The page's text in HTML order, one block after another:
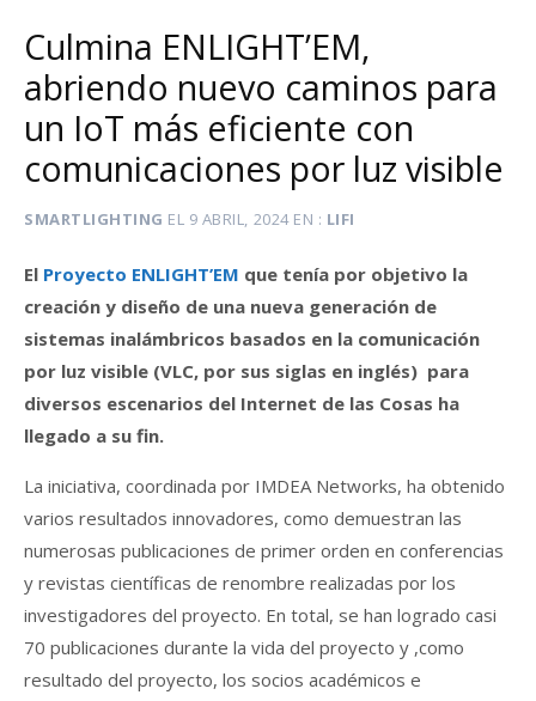
Culmina ENLIGHT’EM,
abriendo nuevo caminos para
un IoT más eficiente con
comunicaciones por luz visible
SMARTLIGHTING EL 9 ABRIL, 2024EN LIFI
El Proyecto ENLIGHT’EM que tenía por objetivo la
creación y diseño de una nueva generación de
sistemas inalámbricos basados en la comunicación
por luz visible (VLC, por sus siglas en inglés) para
diversos escenarios del Internet de las Cosas ha
llegado a su fin.
La iniciativa, coordinada por IMDEA Networks, ha obtenido
varios resultados innovadores, como demuestran las
numerosas publicaciones de primer orden en conferencias
y revistas científicas de renombre realizadas por los
investigadores del proyecto. En total, se han logrado casi
70 publicaciones durante la vida del proyecto y ,como
resultado del proyecto, los socios académicos e